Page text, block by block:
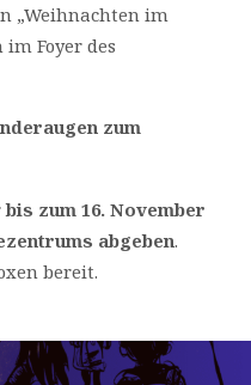
„Weihnachten im
Foyer des
zum
bis zum 16. November
abgeben.
bereit.